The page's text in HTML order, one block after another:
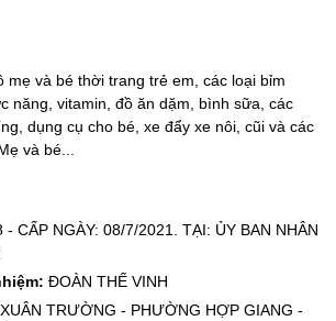
mẹ và bé thời trang trẻ em, các loại bỉm
năng, vitamin, đồ ăn dặm, bình sữa, các
dụng cụ cho bé, xe đẩy xe nôi, cũi và các
và bé...
- CẤP NGÀY: 08/7/2021. TẠI: ỦY BAN NHÂN
ĐOÀN THẾ VINH
TRƯỜNG - PHƯỜNG HỢP GIANG -